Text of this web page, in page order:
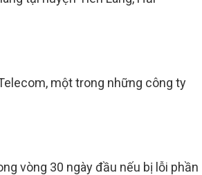
một trong những công ty
vòng 30 ngày đầu nếu bị lỗi phần